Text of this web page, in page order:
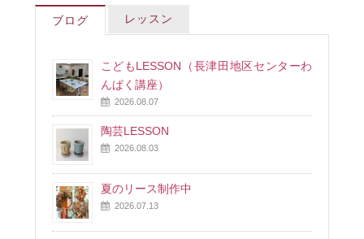
ブログ レッスン
こどもLESSON（長津田地区センターわ
んぱく講座）
2026.08.07
陶芸LESSON
2026.08.03
夏のリース制作中
2026.07.13